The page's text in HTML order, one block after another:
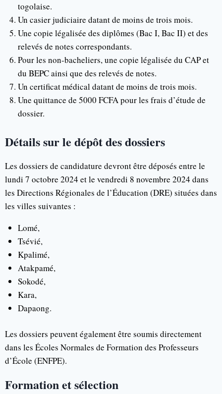
togolaise.
Un casier judiciaire datant de moins de trois mois.
Une copie légalisée des diplômes (Bac I, Bac II) et des
relevés de notes correspondants.
Pour les non-bacheliers, une copie légalisée du CAP et
du BEPC ainsi que des relevés de notes.
Un certificat médical datant de moins de trois mois.
Une quittance de 5000 FCFA pour les frais d’étude de
dossier.
Détails sur le dépôt des dossiers
Les dossiers de candidature devront être déposés entre le
lundi 7 octobre 2024 et le vendredi 8 novembre 2024 dans
les Directions Régionales de l’Éducation (DRE) situées dans
les villes suivantes :
Lomé,
Tsévié,
Kpalimé,
Atakpamé,
Sokodé,
Kara,
Dapaong.
Les dossiers peuvent également être soumis directement
dans les Écoles Normales de Formation des Professeurs
d’École (ENFPE).
Formation et sélection